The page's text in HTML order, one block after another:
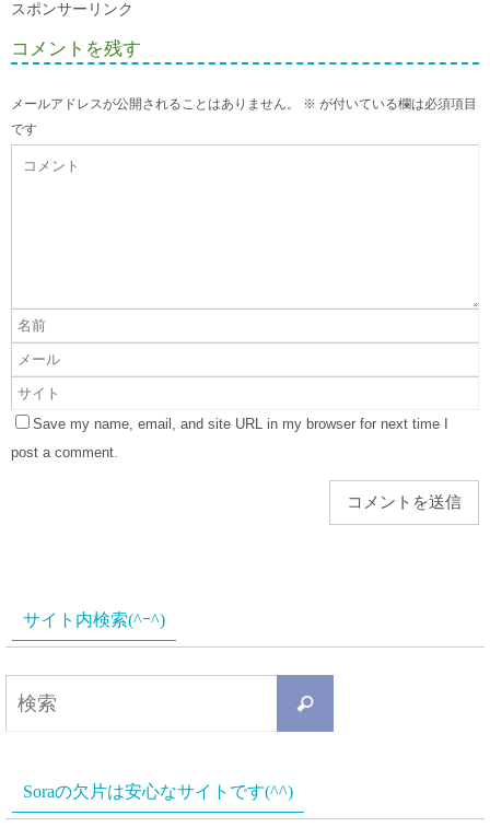
スポンサーリンク
コメントを残す
メールアドレスが公開されることはありません。 ※ が付いている欄は必須項目
です
Save my name, email, and site URL in my browser for next time I
post a comment.
サイト内検索(^ｰ^)
検
索
Soraの欠片は安心なサイトです(^^)